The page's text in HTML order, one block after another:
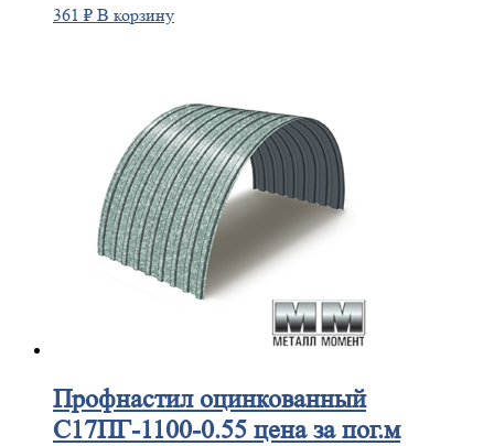
361 ₽ В корзину
Профнастилоцинкованный
С17ПГ-1100-0.55 цена за пог.м